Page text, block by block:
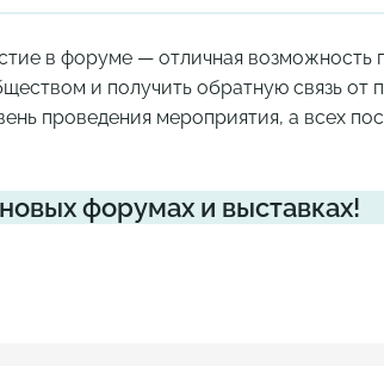
в форуме — отличная возможность
и получить обратную связь от
проведения мероприятия, а всех
форумах и выставках!